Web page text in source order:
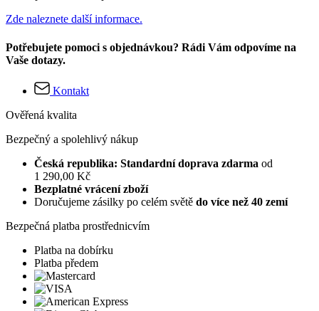
Zde naleznete další informace.
Potřebujete pomoci s objednávkou? Rádi Vám odpovíme na
Vaše dotazy.
Kontakt
Ověřená kvalita
Bezpečný a spolehlivý nákup
Česká republika: Standardní doprava zdarma od
1 290,00 Kč
Bezplatné vrácení zboží
Doručujeme zásilky po celém světě do více než 40 zemí
Bezpečná platba prostřednicvím
Platba na dobírku
Platba předem